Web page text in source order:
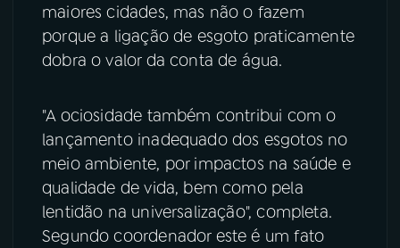
maiores cidades, mas não o fazem
porque a ligação de esgoto praticamente
dobra o valor da conta de água.
"A ociosidade também contribui com o
lançamento inadequado dos esgotos no
meio ambiente, por impactos na saúde e
qualidade de vida, bem como pela
lentidão na universalização", completa.
Segundo coordenador este é um fato